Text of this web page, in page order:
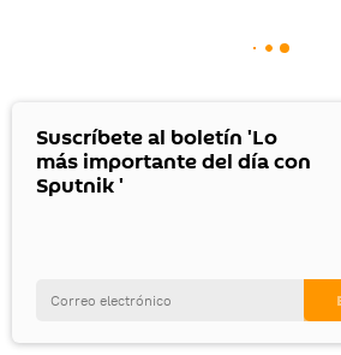
Suscríbete al boletín 'Lo
más importante del día con
Sputnik '